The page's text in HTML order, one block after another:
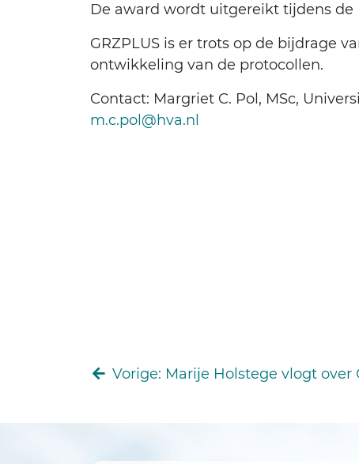
De award wordt uitgereikt tijdens de
GRZPLUS is er trots op de bijdrage
ontwikkeling van de protocollen.
Contact: Margriet C. Pol, MSc,
m.c.pol@hva.nl
Vorige: Marije Holstege vlogt over